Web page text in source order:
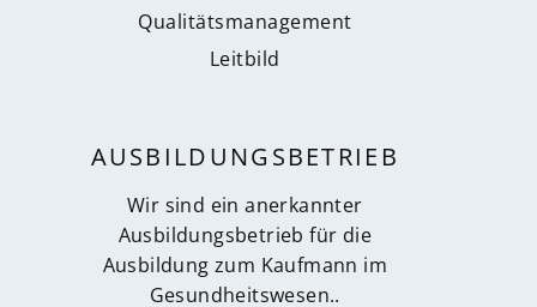
Qualitätsmanagement
Leitbild
AUSBILDUNGSBETRIEB
Wir sind ein anerkannter
Ausbildungsbetrieb für die
Ausbildung zum Kaufmann im
Gesundheitswesen..